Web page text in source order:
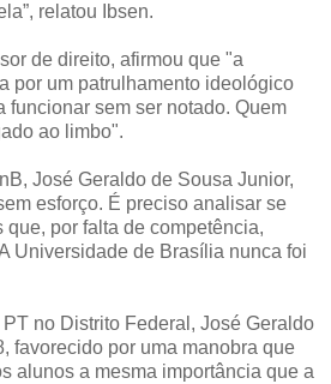
relatou Ibsen.
de direito, afirmou que "a
por um patrulhamento ideológico
funcionar sem ser notado. Quem
ao limbo".
José Geraldo de Sousa Junior,
esforço. É preciso analisar se
que, por falta de competência,
Universidade de Brasília nunca foi
no Distrito Federal, José Geraldo
favorecido por uma manobra que
alunos a mesma importância que a